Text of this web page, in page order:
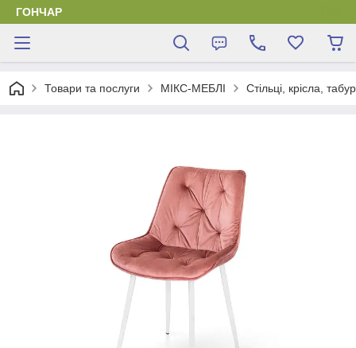
ГОНЧАР
Товари та послуги МІКС-МЕБЛІ Стільці, крісла,